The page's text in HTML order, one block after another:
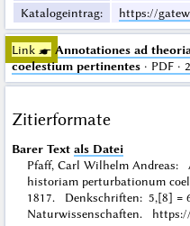
Katalogeintrag: https://
Link ☛ Annotationes ad
coelestium pertinentes· PDF ·
Zitierformate
Barer Text als Datei
Pfaff, Carl Wilhelm Andreas:
historiam perturbationum
1817. Denkschriften: 5,[8] =
Naturwissenschaften. https://